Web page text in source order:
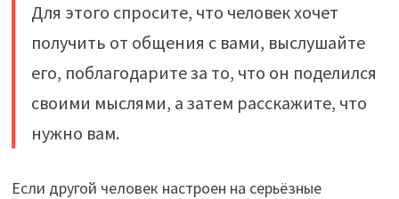
Для этого спросите, что человек хочет
получить от общения с вами, выслушайте
его, поблагодарите за то, что он поделился
своими мыслями, а затем расскажите, что
нужно вам.
Если другой человек настроен на серьёзные